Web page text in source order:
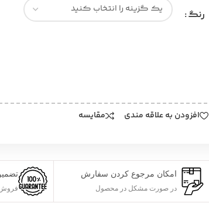
رنگ
افزودن به علاقه مندی مقایسه
امکان مرجوع کردن سفارش
در صورت مشکل در محصول